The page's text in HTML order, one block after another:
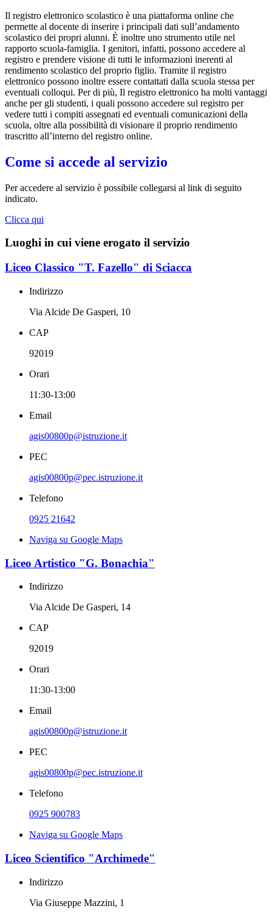
Il registro elettronico scolastico è una piattaforma online che
permette al docente di inserire i principali dati sull’andamento
scolastico dei propri alunni. È inoltre uno strumento utile nel
rapporto scuola-famiglia. I genitori, infatti, possono accedere al
registro e prendere visione di tutti le informazioni inerenti al
rendimento scolastico del proprio figlio. Tramite il registro
elettronico possono inoltre essere contattati dalla scuola stessa per
eventuali colloqui. Per di più, Il registro elettronico ha molti vantaggi
anche per gli studenti, i quali possono accedere sul registro per
vedere tutti i compiti assegnati ed eventuali comunicazioni della
scuola, oltre alla possibilità di visionare il proprio rendimento
trascritto all’interno del registro online.
Come si accede al servizio
Per accedere al servizio è possibile collegarsi al link di seguito
indicato.
Clicca qui
Luoghi in cui viene erogato il servizio
Liceo Classico "T. Fazello" di Sciacca
Indirizzo
Via Alcide De Gasperi, 10
CAP
92019
Orari
11:30-13:00
Email
agis00800p@istruzione.it
PEC
agis00800p@pec.istruzione.it
Telefono
0925 21642
Naviga su Google Maps
Liceo Artistico "G. Bonachia"
Indirizzo
Via Alcide De Gasperi, 14
CAP
92019
Orari
11:30-13:00
Email
agis00800p@istruzione.it
PEC
agis00800p@pec.istruzione.it
Telefono
0925 900783
Naviga su Google Maps
Liceo Scientifico "Archimede"
Indirizzo
Via Giuseppe Mazzini, 1